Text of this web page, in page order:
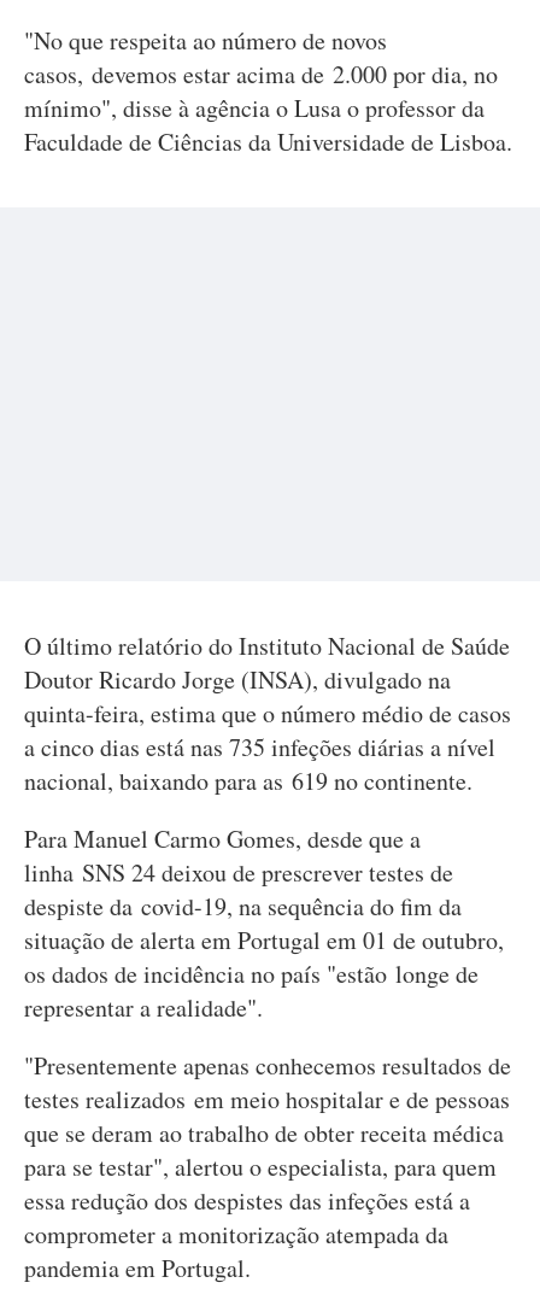
"No que respeita ao número de novos
casos, devemos estar acima de 2.000 por dia, no
mínimo", disse à agência o Lusa o professor da
Faculdade de Ciências da Universidade de Lisboa.
O último relatório do Instituto Nacional de Saúde
Doutor Ricardo Jorge (INSA), divulgado na
quinta-feira, estima que o número médio de casos
a cinco dias está nas 735 infeções diárias a nível
nacional, baixando para as 619 no continente.
Para Manuel Carmo Gomes, desde que a
linha SNS 24 deixou de prescrever testes de
despiste da covid-19, na sequência do fim da
situação de alerta em Portugal em 01 de outubro,
os dados de incidência no país "estão longe de
representar a realidade".
"Presentemente apenas conhecemos resultados de
testes realizados em meio hospitalar e de pessoas
que se deram ao trabalho de obter receita médica
para se testar", alertou o especialista, para quem
essa redução dos despistes das infeções está a
comprometer a monitorização atempada da
pandemia em Portugal.